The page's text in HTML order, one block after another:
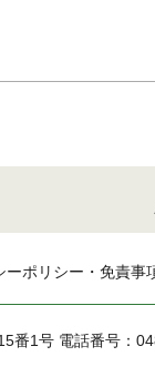
ーポリシー・免責事
番1号 電話番号：